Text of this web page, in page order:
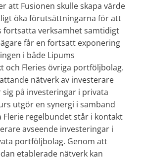
att Fusionen skulle skapa värde
öka förutsättningarna för att
fortsatta verksamhet samtidigt
får en fortsatt exponering
i både Lipums
och Fleries övriga portföljbolag.
nätverk av investerare
på investeringar i privata
utgör en synergi i samband
Flerie regelbundet står i kontakt
avseende investeringar i
portföljbolag. Genom att
etablerade nätverk kan